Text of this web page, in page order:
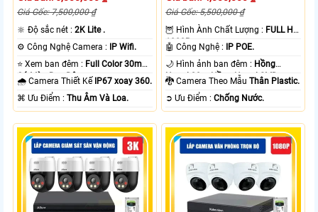
Giá Gốc: 7,500,000 ₫
🔆 Độ sắc nét :2K Lite .
⚙ Công Nghệ Camera :
IP Wifi.
⭐ Xem ban đêm : Full Color 30m
Có Màu Ban Ðêm.
🌧️ Camera Thiết Kế IP67 xoay 360.
️⌘ Ưu Điểm :Thu Âm Và Loa.
Giá Gốc: 5,500,000 ₫
🦉 Hình Ành Chất Lượng : FULL HD
1080P .
🤖️ Công Nghệ :
IP POE.
🌙 Hình ảnh ban đêm : Hồng
Ngoại 20m Hồng Ngoại SMD.
🐉️ Camera Theo MẫuThân Plastic.
️➲ Ưu Điểm :Chống Nước.